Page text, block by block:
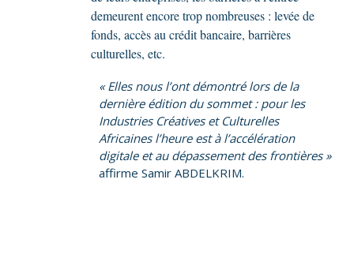
demeurent encore trop nombreuses : levée de
fonds, accès au crédit bancaire, barrières
culturelles, etc.
« Elles nous l’ont démontré lors de la
dernière édition du sommet : pour les
Industries Créatives et Culturelles
Africaines l’heure est à l’accélération
digitale et au dépassement des frontières »
affirme Samir ABDELKRIM.